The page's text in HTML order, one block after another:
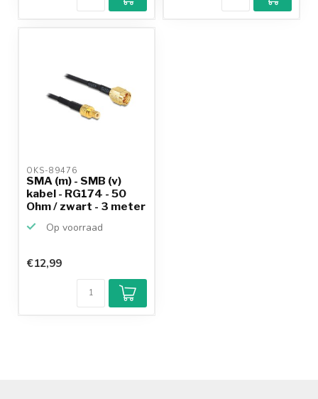
OKS-89476
SMA (m) - SMB (v)
kabel - RG174 - 50
Ohm / zwart - 3 meter
Op voorraad
€12,99